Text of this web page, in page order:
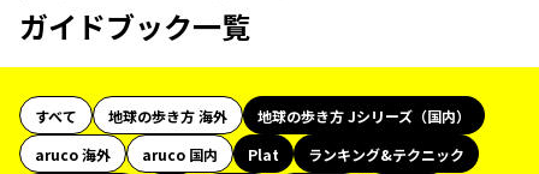
ガイドブック一覧
すべて 地球の歩き方 海外
地球の歩き方 Jシリーズ（国内）
aruco 海外
aruco 国内 Plat
ランキング&テクニック